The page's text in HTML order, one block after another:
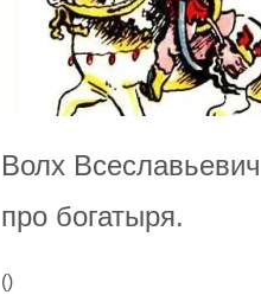
Волх
про богатыря.
()